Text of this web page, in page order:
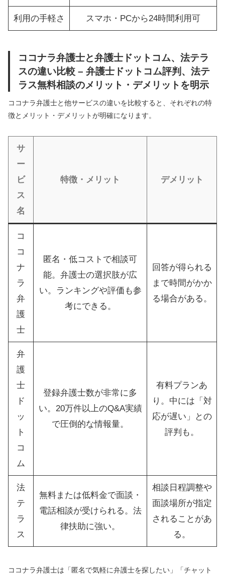
利用の手軽さ スマホ・PCから24時間利用可
ココナラ弁護士と弁護士ドットコム、法テラ
スの違い比較 – 弁護士ドットコム評判、法テ
ラス無料相談のメリット・デメリットを明示
ココナラ弁護士と他サービスの違いを比較すると、それぞれの特
徴とメリット・デメリットが明確になります。
サ
ー
ビ
ス
名
特徴・メリット デメリット
コ
コ
ナ
ラ
弁
護
士
匿名・低コストで相談可
能。弁護士の選択肢が広
い。ランキングや評価も参
考にできる。
回答が得られる
まで時間がかか
る場合がある。
弁
護
士
ド
ッ
ト
コ
ム
登録弁護士数が非常に多
い。20万件以上のQ&A実績
で圧倒的な情報量。
有料プランあ
り。中には「対
応が遅い」との
評判も。
法
テ
ラ
ス
無料または低料金で面談・
電話相談が受けられる。法
律扶助に強い。
相談日程調整や
面談場所が指定
されることがあ
る。
ココナラ弁護士は「匿名で気軽に弁護士を探したい」「チャット